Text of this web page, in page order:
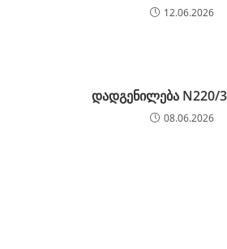
12.06.2026
დადგენილება N220/
08.06.2026